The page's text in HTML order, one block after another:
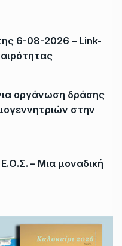
6-08-2026 – Link-
οργάνωση δράσης
στην
– Μια μοναδική